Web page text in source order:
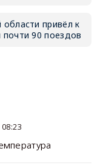
привёл к
90 поездов